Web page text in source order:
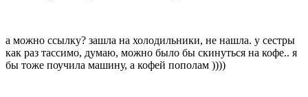
а можно ссылку? зашла на холодильники, не нашла. у сестры
как раз тассимо, думаю, можно было бы скинуться на кофе.. я
бы тоже поучила машину, а кофей пополам ))))